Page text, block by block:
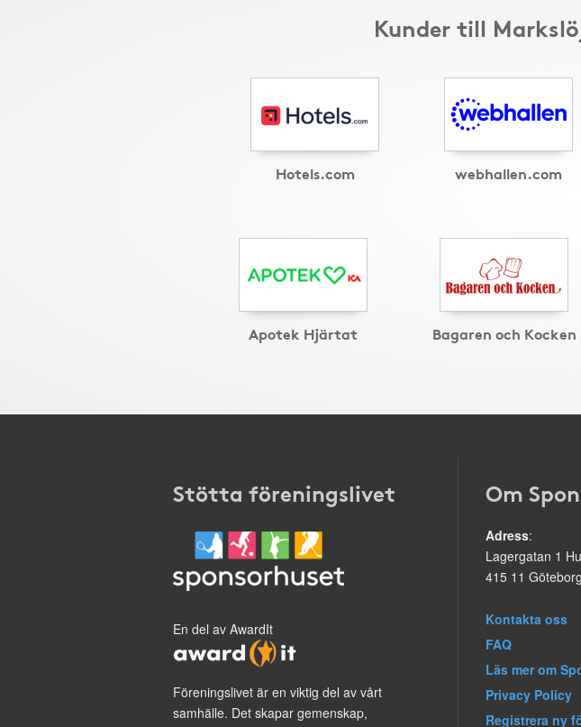
Kunder till
Hotels.com webhallen.com
Apotek Hjärtat Bagaren och Kocken
Stötta föreningslivet
En del av AwardIt
Föreningslivet är en viktig del av vårt
samhälle. Det skapar gemenskap,
Om
Adress:
Lagergatan 1
415 11 Göteborg
Kontakta oss
FAQ
Läs mer om
Privacy Policy
Registrera ny